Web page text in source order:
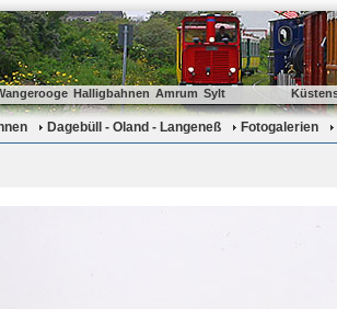
Halligbahnen Amrum Sylt
Dagebüll - Oland - Langeneß Fotogalerien